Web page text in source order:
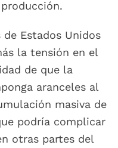
Estados Unidos
la tensión en el
de que la
aranceles al
masiva de
podría complicar
otras partes del